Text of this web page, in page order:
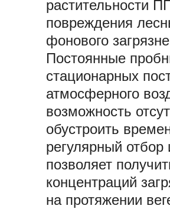
растительности
повреждения
фонового
Постоянные
стационарных
атмосферного
возможность
обустроить
регулярный
позволяет
концентраций
на протяжении